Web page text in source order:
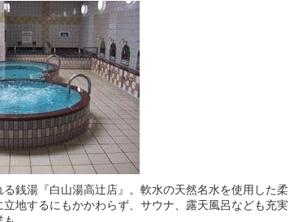
銭湯『白山湯高辻店』。軟水の天然名水を使用した柔
地するにもかかわらず、サウナ、露天風呂なども充実